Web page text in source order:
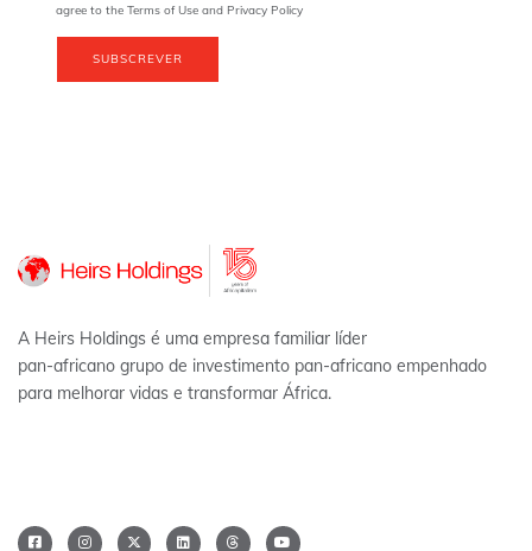
agree to the Terms of Use and Privacy Policy
SUBSCREVER
A Heirs Holdings é uma empresa familiar líder
pan-africano grupo de investimento pan-africano empenhado
para melhorar vidas e transformar África.